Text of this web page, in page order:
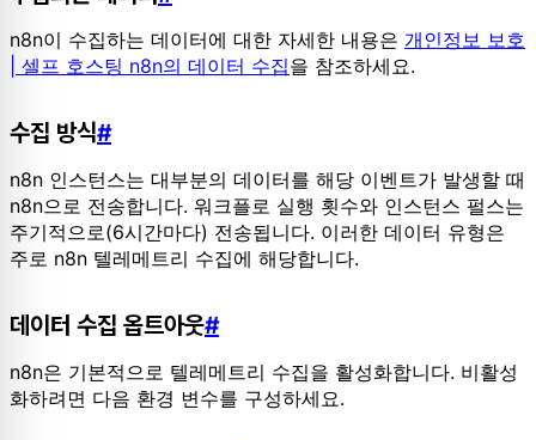
n8n이 수집하는 데이터에 대한 자세한 내용은 개인정보 보호
| 셀프 호스팅 n8n의 데이터 수집을 참조하세요.
수집 방식#
n8n 인스턴스는 대부분의 데이터를 해당 이벤트가 발생할 때
n8n으로 전송합니다. 워크플로 실행 횟수와 인스턴스 펄스는
주기적으로(6시간마다) 전송됩니다. 이러한 데이터 유형은
주로 n8n 텔레메트리 수집에 해당합니다.
데이터 수집 옵트아웃#
n8n은 기본적으로 텔레메트리 수집을 활성화합니다. 비활성
화하려면 다음 환경 변수를 구성하세요.